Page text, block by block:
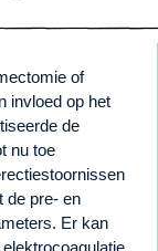
of
invloed op het
de
nu toe
de pre- en
Er kan